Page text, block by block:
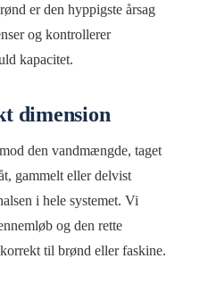
er den hyppigste årsag
og kontrollerer
kapacitet.
dimension
den vandmængde, taget
gammelt eller delvist
i hele systemet. Vi
og den rette
til brønd eller faskine.